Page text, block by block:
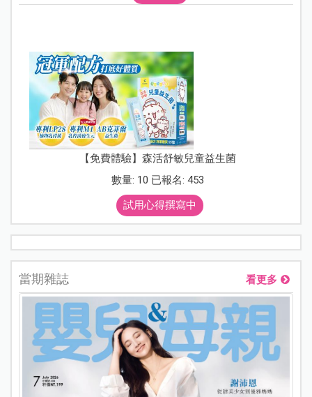
【免費體驗】森活舒敏兒童益生菌
數量: 10 已報名: 453
試用心得撰寫中
當期雜誌 看更多